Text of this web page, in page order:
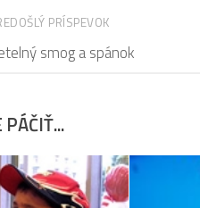
PRÍSPEVOK
smog a spánok